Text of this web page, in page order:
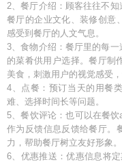
2、餐厅介绍：顾客往往不
餐厅的企业文化、装修创意
感受到餐厅的人文气息。
3、食物介绍：餐厅里的每
的菜肴供用户选择。餐厅制
美食，刺激用户的视觉感受
4、点餐：预订当天的用餐
难、选择时间长等问题。
5、餐饮评论：也可以在餐
作为反馈信息反馈给餐厅。
力，帮助餐厅树立友好形象。
6、优惠推送：优惠信息将